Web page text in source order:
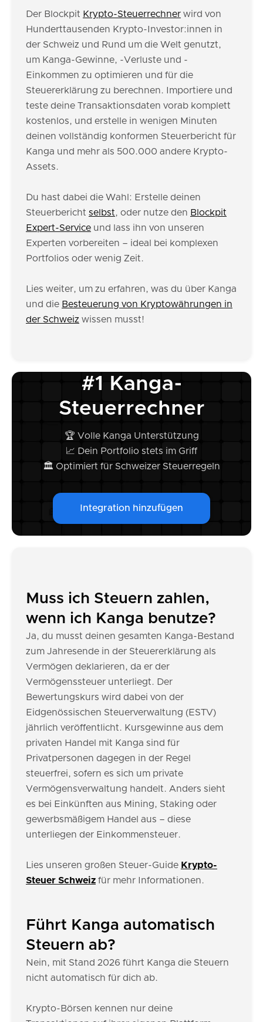
Der Blockpit Krypto-Steuerrechner wird von
Hunderttausenden Krypto-Investor:innen in
der Schweiz und Rund um die Welt genutzt,
um Kanga-Gewinne, -Verluste und -
Einkommen zu optimieren und für die
Steuererklärung zu berechnen. Importiere und
teste deine Transaktionsdaten vorab komplett
kostenlos, und erstelle in wenigen Minuten
deinen vollständig konformen Steuerbericht für
Kanga und mehr als 500.000 andere Krypto-
Assets.
Du hast dabei die Wahl: Erstelle deinen
Steuerbericht selbst, oder nutze den Blockpit
Expert-Service und lass ihn von unseren
Experten vorbereiten – ideal bei komplexen
Portfolios oder wenig Zeit.
Lies weiter, um zu erfahren, was du über Kanga
und die Besteuerung von Kryptowährungen in
der Schweiz wissen musst!
#1 Kanga-
Steuerrechner
🏆 Volle Kanga Unterstützung
📈 Dein Portfolio stets im Griff
🏛️ Optimiert für Schweizer Steuerregeln
Integration hinzufügen
Muss ich Steuern zahlen,
wenn ich Kanga benutze?
Ja, du musst deinen gesamten Kanga-Bestand
zum Jahresende in der Steuererklärung als
Vermögen deklarieren, da er der
Vermögenssteuer unterliegt. Der
Bewertungskurs wird dabei von der
Eidgenössischen Steuerverwaltung (ESTV)
jährlich veröffentlicht. Kursgewinne aus dem
privaten Handel mit Kanga sind für
Privatpersonen dagegen in der Regel
steuerfrei, sofern es sich um private
Vermögensverwaltung handelt. Anders sieht
es bei Einkünften aus Mining, Staking oder
gewerbsmäßigem Handel aus – diese
unterliegen der Einkommensteuer.
Lies unseren großen Steuer-Guide Krypto-
Steuer Schweiz für mehr Informationen.
Führt Kanga automatisch
Steuern ab?
Nein, mit Stand 2026 führt Kanga die Steuern
nicht automatisch für dich ab.
Krypto-Börsen kennen nur deine